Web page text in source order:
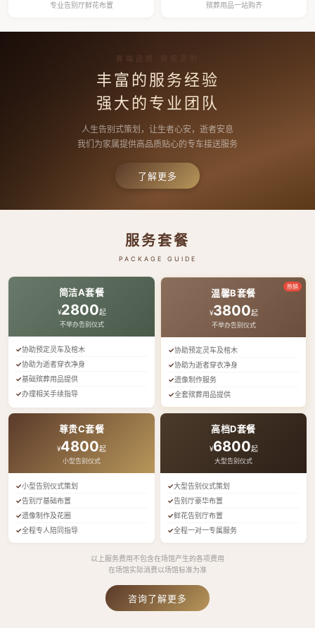
专业告别厅鲜花布置 殡葬用品一站购齐
高端品质 按需定制
丰富的服务经验
强大的专业团队
人生告别式策划，让生者心安，逝者安息
我们为家属提供高品质贴心的专车接送服务
了解更多
服务套餐
PACKAGE GUIDE
简洁A套餐
¥2800起
不举办告别仪式
协助预定灵车及棺木
协助为逝者穿衣净身
基础殡葬用品提供
办理相关手续指导
热销
温馨B套餐
¥3800起
不举办告别仪式
协助预定灵车及棺木
协助为逝者穿衣净身
遗像制作服务
全套殡葬用品提供
尊贵C套餐
¥4800起
小型告别仪式
小型告别仪式策划
告别厅基础布置
遗像制作及花圈
全程专人陪同指导
高档D套餐
¥6800起
大型告别仪式
大型告别仪式策划
告别厅豪华布置
鲜花告别厅布置
全程一对一专属服务
以上服务费用不包含在场馆产生的各项费用
在场馆实际消费以场馆标准为准
咨询了解更多